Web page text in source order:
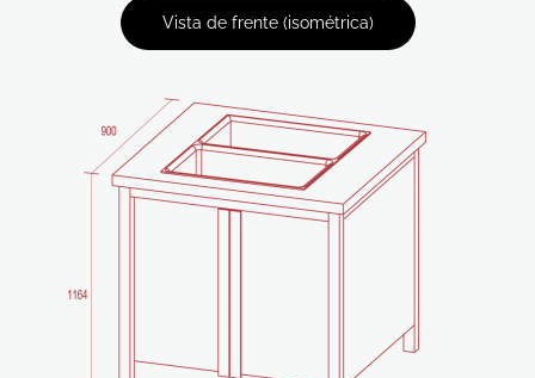
Vista de frente (isométrica)